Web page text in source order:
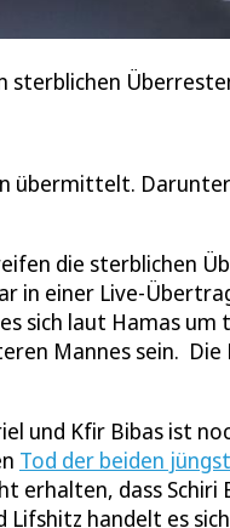
sterblichen
übermittelt.
die sterblichen
in einer Live-
sich laut Hamas
Mannes sein.
und Kfir Bibas ist
Tod der beiden
erhalten, dass
Lifshitz handelt es